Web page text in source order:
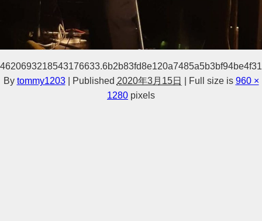
By tommy1203 Published 2020年3月15日 Full size is 960 ×
1280 pixels